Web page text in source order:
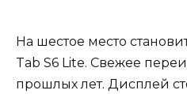
На шестое место
Tab S6 Lite. Свежее
прошлых лет. Дисплей